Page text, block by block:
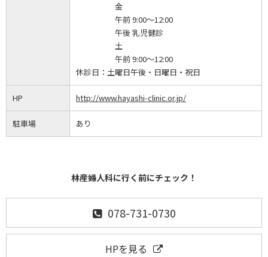
金
午前 9:00～12:00
午後 乳児健診
土
午前 9:00～12:00
休診日： 土曜日午後・日曜日・祝日
HP http://www.hayashi-clinic.or.jp/
駐車場 あり
林産婦人科に行く前にチェック！
078-731-0730
HPを見る